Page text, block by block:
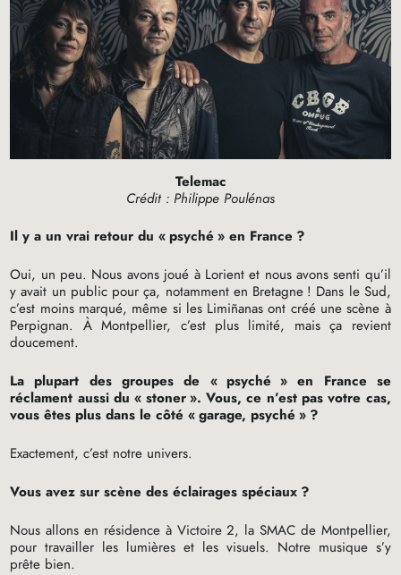
Telemac
Crédit : Philippe Poulénas
Il y a un vrai retour du «psyché» en France ?
Oui, un peu. Nous avons joué à Lorient et nous avons senti qu’il
y avait un public pour ça, notamment en Bretagne ! Dans le Sud,
c’est moins marqué, même si les Limiñanas ont créé une scène à
Perpignan. À Montpellier, c’est plus limité, mais ça revient
doucement.
La plupart des groupes de « psyché » en France se
réclament aussi du « stoner ». Vous, ce n’est pas votre cas,
vous êtes plus dans le côté «garage, psyché» ?
Exactement, c’est notre univers.
Vous avez sur scène des éclairages spéciaux ?
Nous allons en résidence à Victoire 2, laSMAC de Montpellier,
pour travailler les lumières et les visuels. Notre musique s’y
prête bien.